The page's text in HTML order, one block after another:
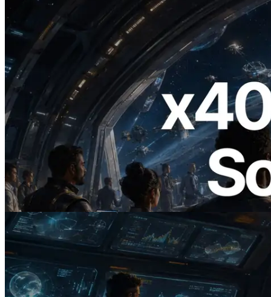
2026.07.04
ERPC 發布支援 x402 支付的 Solana RPC
— AI Agent 按需為 API 付款的時代開啟
閱讀本文